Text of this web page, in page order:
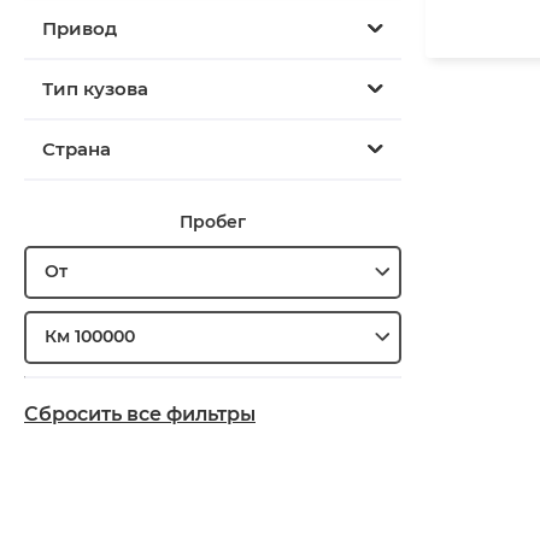
Привод
Тип кузова
Страна
Пробег
От
Км 100000
Сбросить все фильтры